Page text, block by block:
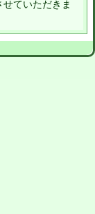
ていただきま